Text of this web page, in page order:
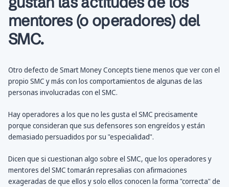
mentores (o operadores) del
SMC.
Otro defecto de Smart Money Concepts tiene menos que ver con el
propio SMC y más con los comportamientos de algunas de las
personas involucradas con el SMC.
Hay operadores a los que no les gusta el SMC precisamente
porque consideran que sus defensores son engreídos y están
demasiado persuadidos por su "especialidad".
Dicen que si cuestionan algo sobre el SMC, que los operadores y
mentores del SMC tomarán represalias con afirmaciones
exageradas de que ellos y solo ellos conocen la forma "correcta" de